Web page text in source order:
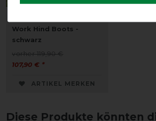
Work Hind Boots -
schwarz
vorher 119,90 €
107,90 € *
ARTIKEL MERKEN
Diese Produkte könnten